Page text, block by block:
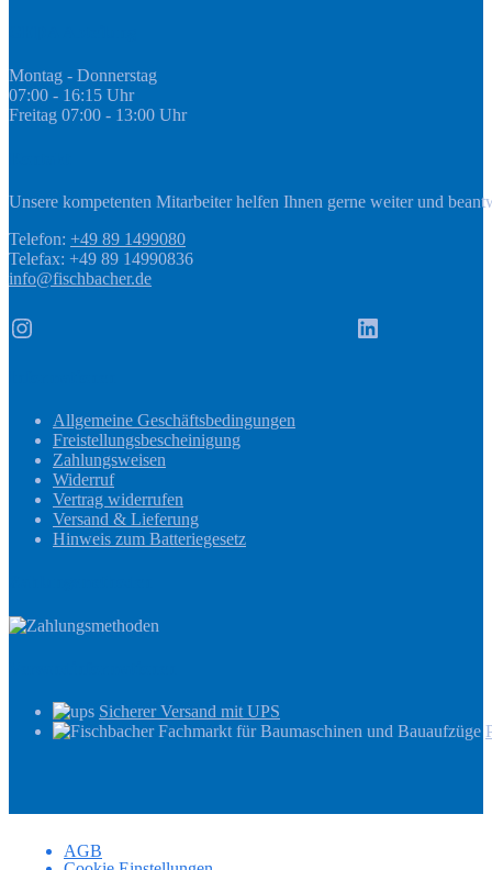
Montag - Donnerstag
07:00 - 16:15 Uhr
Freitag 07:00 - 13:00 Uhr
Unsere kompetenten Mitarbeiter helfen Ihnen gerne weiter und
Telefon: +49 89 1499080
Telefax: +49 89 14990836
info@fischbacher.de
Instagram LinkedIn
Allgemeine Geschäftsbedingungen
Freistellungsbescheinigung
Zahlungsweisen
Widerruf
Vertrag widerrufen
Versand & Lieferung
Hinweis zum Batteriegesetz
Sicherer Versand mit UPS
AGB